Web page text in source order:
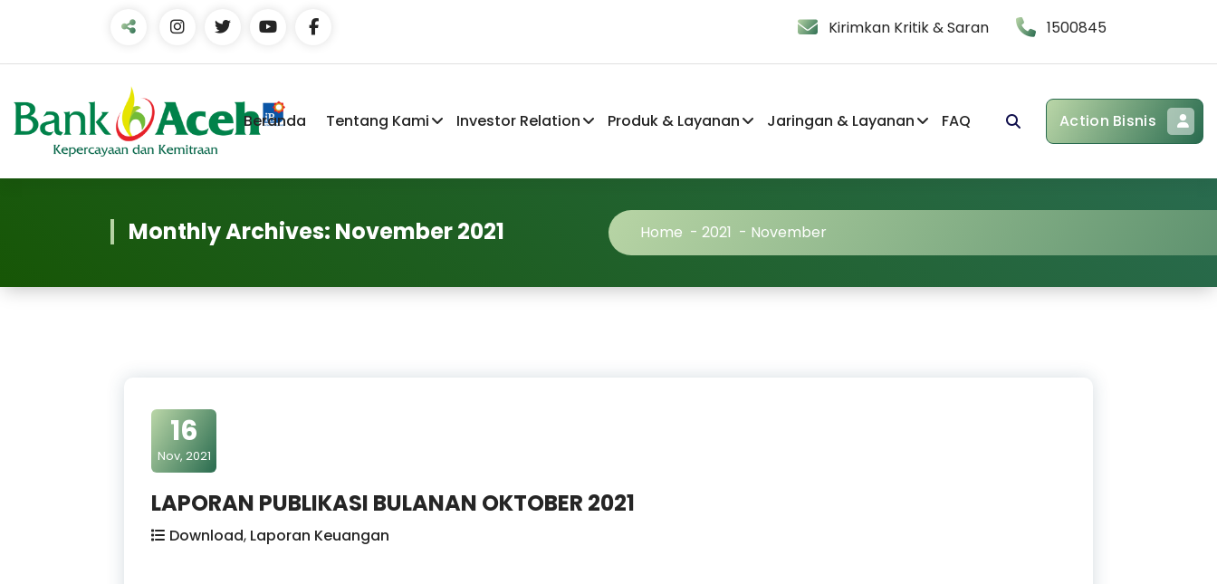
Kirimkan Kritik & Saran 1500845
Beranda Tentang Kami Investor Relation Produk & Layanan Jaringan & Layanan FAQ Action Bisnis
Monthly Archives: November 2021 Home - 2021 - November
16
Nov, 2021
LAPORAN PUBLIKASI BULANAN OKTOBER 2021
Download, Laporan Keuangan